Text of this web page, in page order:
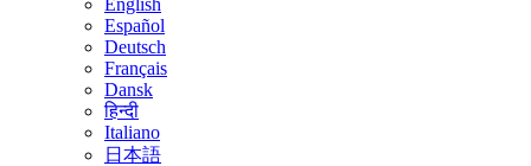
English
Español
Deutsch
Français
Dansk
हिन्दी
Italiano
日本語